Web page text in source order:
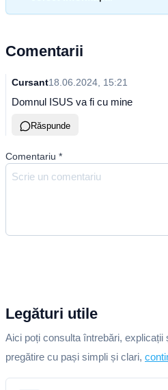
Comentarii
Cursant18.06.2024, 15:21
Domnul ISUS va fi cu mine
Răspunde
Comentariu *
Legături utile
Aici poți consulta întrebări, explicații
pregătire cu pași simpli și clari,